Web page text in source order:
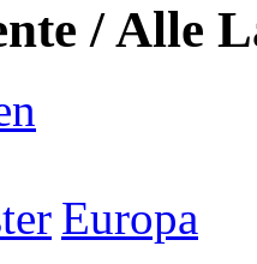
/ Alle
Europa